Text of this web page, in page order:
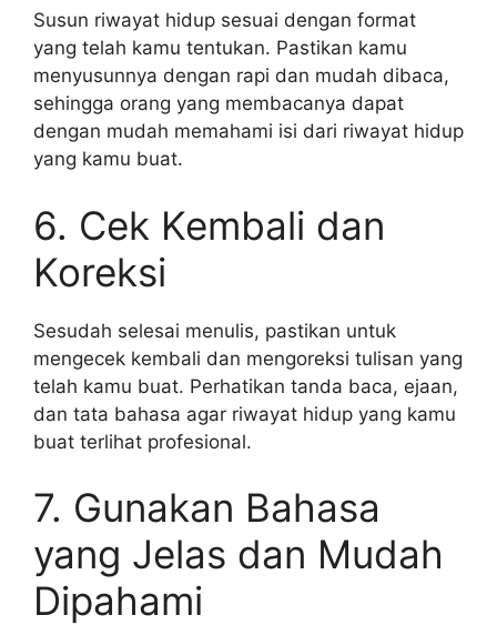
Susun riwayat hidup sesuai dengan format
yang telah kamu tentukan. Pastikan kamu
menyusunnya dengan rapi dan mudah dibaca,
sehingga orang yang membacanya dapat
dengan mudah memahami isi dari riwayat hidup
yang kamu buat.
6. Cek Kembali dan
Koreksi
Sesudah selesai menulis, pastikan untuk
mengecek kembali dan mengoreksi tulisan yang
telah kamu buat. Perhatikan tanda baca, ejaan,
dan tata bahasa agar riwayat hidup yang kamu
buat terlihat profesional.
7. Gunakan Bahasa
yang Jelas dan Mudah
Dipahami